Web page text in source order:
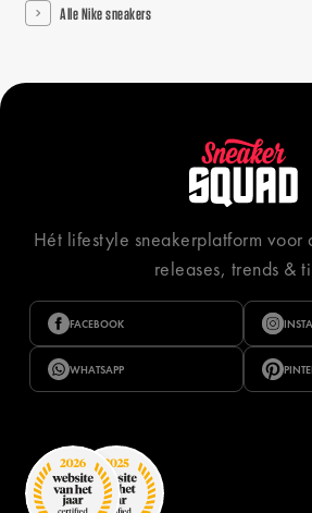
Alle Nike sneakers
Hét lifestyle sneakerplatform voor
releases, trends &
FACEBOOK
WHATSAPP